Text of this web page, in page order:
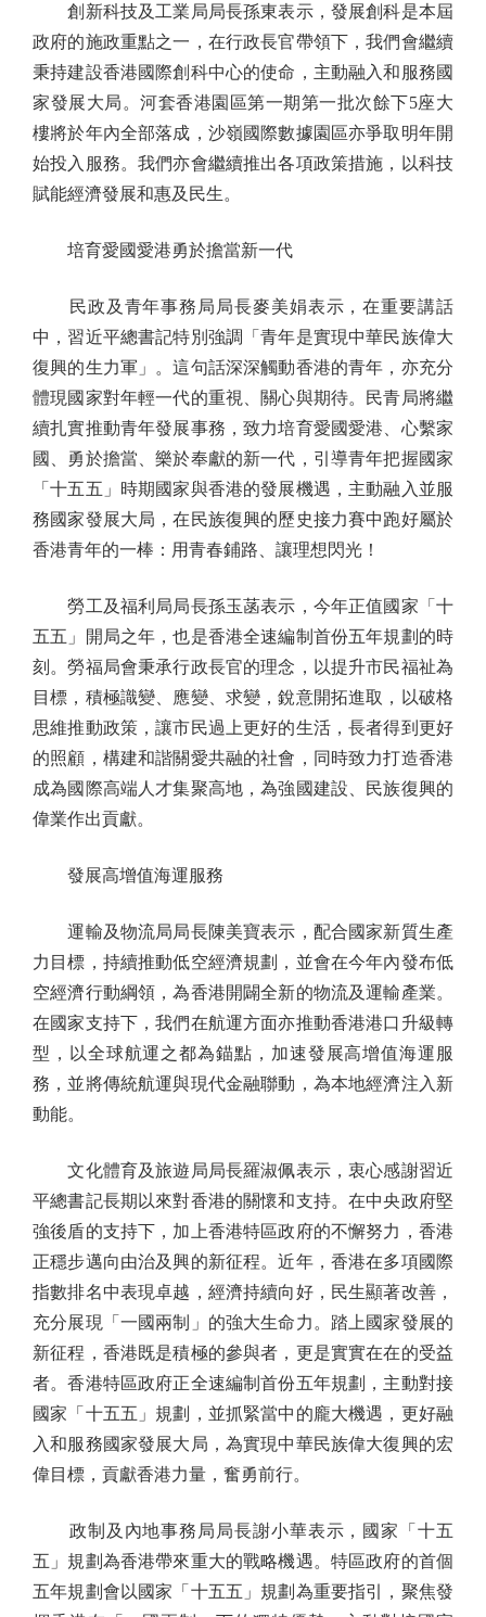
創新科技及工業局局長孫東表示，發展創科是本屆
政府的施政重點之一，在行政長官帶領下，我們會繼續
秉持建設香港國際創科中心的使命，主動融入和服務國
家發展大局。河套香港園區第一期第一批次餘下5座大
樓將於年內全部落成，沙嶺國際數據園區亦爭取明年開
始投入服務。我們亦會繼續推出各項政策措施，以科技
賦能經濟發展和惠及民生。
培育愛國愛港勇於擔當新一代
民政及青年事務局局長麥美娟表示，在重要講話
中，習近平總書記特別強調「青年是實現中華民族偉大
復興的生力軍」。這句話深深觸動香港的青年，亦充分
體現國家對年輕一代的重視、關心與期待。民青局將繼
續扎實推動青年發展事務，致力培育愛國愛港、心繫家
國、勇於擔當、樂於奉獻的新一代，引導青年把握國家
「十五五」時期國家與香港的發展機遇，主動融入並服
務國家發展大局，在民族復興的歷史接力賽中跑好屬於
香港青年的一棒：用青春鋪路、讓理想閃光！
勞工及福利局局長孫玉菡表示，今年正值國家「十
五五」開局之年，也是香港全速編制首份五年規劃的時
刻。勞福局會秉承行政長官的理念，以提升市民福祉為
目標，積極識變、應變、求變，銳意開拓進取，以破格
思維推動政策，讓市民過上更好的生活，長者得到更好
的照顧，構建和諧關愛共融的社會，同時致力打造香港
成為國際高端人才集聚高地，為強國建設、民族復興的
偉業作出貢獻。
發展高增值海運服務
運輸及物流局局長陳美寶表示，配合國家新質生產
力目標，持續推動低空經濟規劃，並會在今年內發布低
空經濟行動綱領，為香港開闢全新的物流及運輸產業。
在國家支持下，我們在航運方面亦推動香港港口升級轉
型，以全球航運之都為錨點，加速發展高增值海運服
務，並將傳統航運與現代金融聯動，為本地經濟注入新
動能。
文化體育及旅遊局局長羅淑佩表示，衷心感謝習近
平總書記長期以來對香港的關懷和支持。在中央政府堅
強後盾的支持下，加上香港特區政府的不懈努力，香港
正穩步邁向由治及興的新征程。近年，香港在多項國際
指數排名中表現卓越，經濟持續向好，民生顯著改善，
充分展現「一國兩制」的強大生命力。踏上國家發展的
新征程，香港既是積極的參與者，更是實實在在的受益
者。香港特區政府正全速編制首份五年規劃，主動對接
國家「十五五」規劃，並抓緊當中的龐大機遇，更好融
入和服務國家發展大局，為實現中華民族偉大復興的宏
偉目標，貢獻香港力量，奮勇前行。
政制及內地事務局局長謝小華表示，國家「十五
五」規劃為香港帶來重大的戰略機遇。特區政府的首個
五年規劃會以國家「十五五」規劃為重要指引，聚焦發